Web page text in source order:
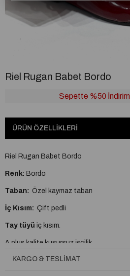
Riel Rugan Babet Bordo
Sepette %50 İndirim
ÜRÜN ÖZELLIKLERI
Riel Rugan Babet Bordo
Renk: Bordo
Taban: Özel kaymaz taban
İç Kısım: Çift pedli
Tay tüyü iç kısım.
A plus kalite kusursuz işçilik
Tam Kalıptır.
KARGO & TESLIMAT